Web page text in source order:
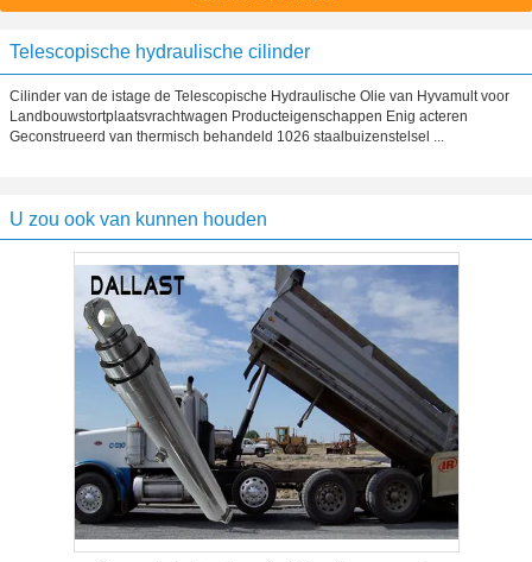
Telescopische hydraulische cilinder
Cilinder van de istage de Telescopische Hydraulische Olie van Hyvamult voor
Landbouwstortplaatsvrachtwagen Producteigenschappen Enig acteren
Geconstrueerd van thermisch behandeld 1026 staalbuizenstelsel ...
U zou ook van kunnen houden